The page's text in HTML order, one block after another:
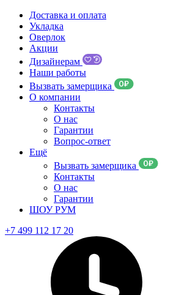
Доставка и оплата
Укладка
Оверлок
Акции
Дизайнерам
Наши работы
Вызвать замерщика
О компании
Контакты
О нас
Гарантии
Вопрос-ответ
Ещё
Вызвать замерщика
Контакты
О нас
Гарантии
ШОУ РУМ
+7 499 112 17 20